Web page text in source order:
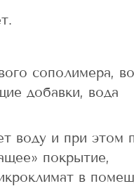
сополимера,
добавки, вода
воду и при этом
покрытие,
в